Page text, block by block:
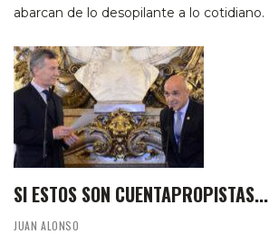
abarcan de lo desopilante a lo cotidiano.
SI ESTOS SON CUENTAPROPISTAS...
JUAN ALONSO